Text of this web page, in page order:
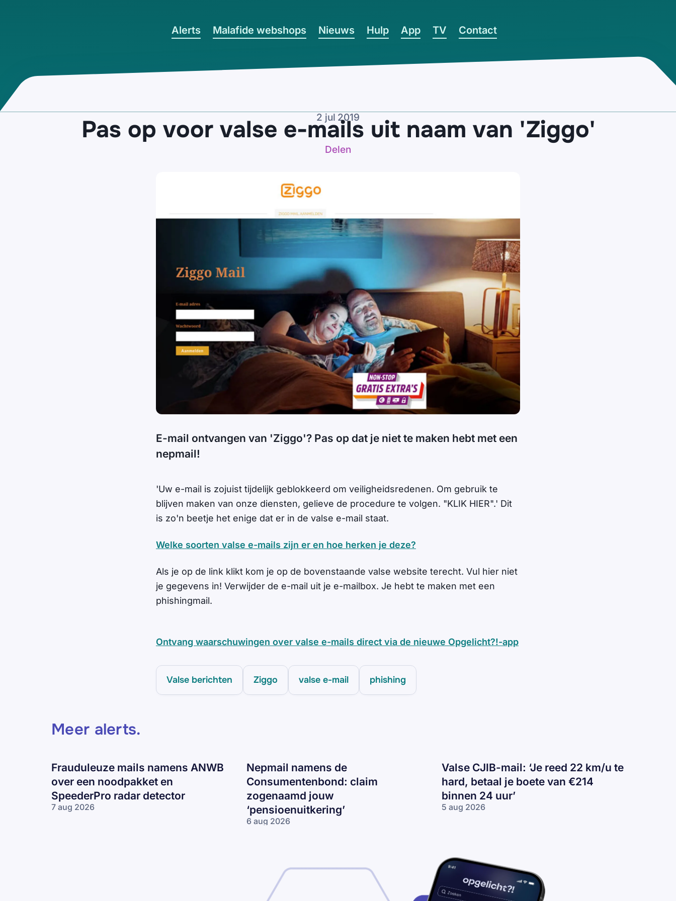
Alerts Malafide webshops Nieuws Hulp App TV Contact
2 jul 2019
Pas op voor valse e-mails uit naam van 'Ziggo'
Delen
E-mail ontvangen van 'Ziggo'? Pas op dat je niet te maken hebt met een
nepmail!
'Uw e-mail is zojuist tijdelijk geblokkeerd om veiligheidsredenen. Om gebruik te
blijven maken van onze diensten, gelieve de procedure te volgen. "KLIK HIER".' Dit
is zo'n beetje het enige dat er in de valse e-mail staat.
Welke soorten valse e-mails zijn er en hoe herken je deze?
Als je op de link klikt kom je op de bovenstaande valse website terecht. Vul hier niet
je gegevens in! Verwijder de e-mail uit je e-mailbox. Je hebt te maken met een
phishingmail.
Ontvang waarschuwingen over valse e-mails direct via de nieuwe Opgelicht?!-app
Valse berichten Ziggo valse e-mail phishing
Meer alerts.
Frauduleuze mails namens ANWB
over een noodpakket en
SpeederPro radar detector
7 aug 2026
Nepmail namens de
Consumentenbond: claim
zogenaamd jouw
‘pensioenuitkering’
6 aug 2026
‘pensioenuitkering’
Valse CJIB-mail: ‘Je reed 22 km/u te
hard, betaal je boete van €214
binnen 24 uur’
5 aug 2026
reed
22
te
hard,